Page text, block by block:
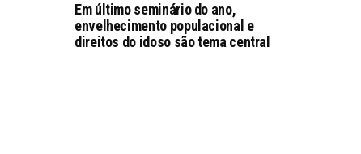
Em último seminário do ano,
envelhecimento populacional e
direitos do idoso são tema central